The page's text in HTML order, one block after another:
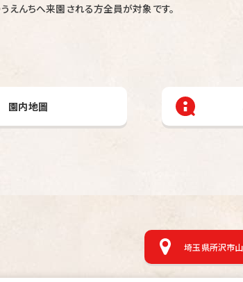
えんちへ来園される方全員が対象です。
園内地圖
埼玉県所沢市